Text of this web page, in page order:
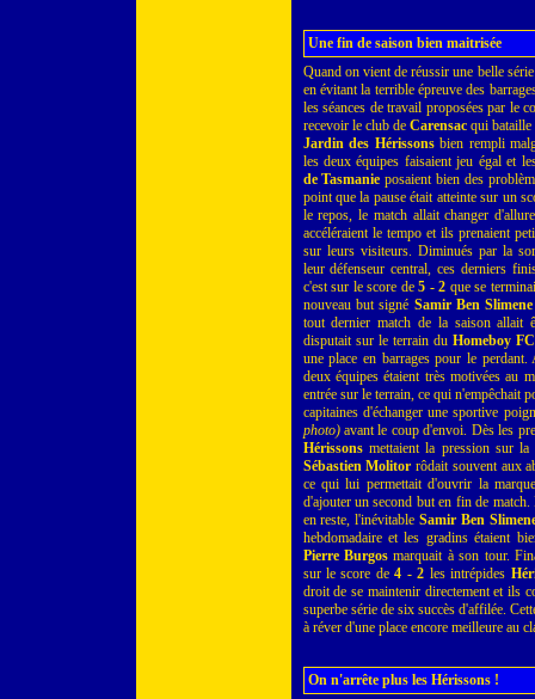
Une fin de saison bien maitrisée
Quand on vient de réussir une belle
en évitant la terrible épreuve des
les séances de travail proposées par le
recevoir le club de Carensacqui bataille
Jardin des Hérissonsbien rempli
les deux équipes faisaient jeu égal et
de Tasmanie posaient bien des
point que la pause était atteinte sur un
le repos, le match allait changer
accéléraient le tempo et ils prenaient
sur leurs visiteurs. Diminués par la
leur défenseur central, ces derniers
c'est sur le score de 5 - 2 que se
nouveau but signé Samir Ben Slimene
tout dernier match de la saison allait
disputait sur le terrain du Homeboy FC
une place en barrages pour le
deux équipes étaient très motivées au
entrée sur le terrain, ce qui n'empêchait
capitaines d'échanger une sportive
photo)avant le coup d'envoi. Dès les
Hérissonsmettaient la pression sur la
Sébastien Molitor rôdait souvent aux
ce qui lui permettait d'ouvrir la
d'ajouter un second but en fin de
en reste, l'inévitable Samir Ben
hebdomadaire et les gradins étaient
Pierre Burgosmarquait à son tour.
sur le score de4 - 2 les intrépides
droit de se maintenir directement et ils
superbe série de six succès d'affilée.
à réver d'une place encore meilleure au
On n'arrête plus les Hérissons !